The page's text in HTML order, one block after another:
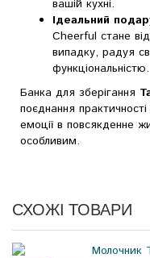
вашій кухні.
Ідеальний
Cheerful стане
випадку, радуя
функціональністю.
Банка для зберігання
поєднання
емоції в повсякденне
особливим.
СХОЖІ ТОВАРИ